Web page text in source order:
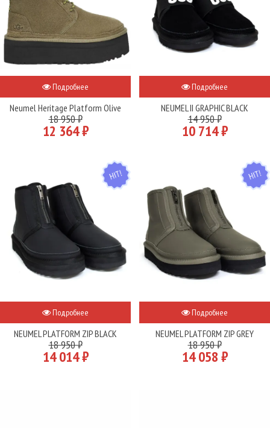
Подробнее
Neumel Heritage Platform Olive
18 950 ₽
12 364 ₽
Подробнее
NEUMEL II GRAPHIC BLACK
14 950 ₽
10 714 ₽
HIT
Подробнее
NEUMEL PLATFORM ZIP BLACK
18 950 ₽
14 014 ₽
HIT
Подробнее
NEUMEL PLATFORM ZIP GREY
18 950 ₽
14 058 ₽